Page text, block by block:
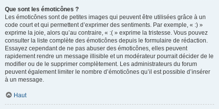
Que sont les émoticônes ?
Les émoticônes sont de petites images qui peuvent être utilisées grâce à un
code court et qui permettent d’exprimer des sentiments. Par exemple, « :) »
exprime la joie, alors qu’au contraire, « :( » exprime la tristesse. Vous pouvez
consulter la liste complète des émoticônes depuis le formulaire de rédaction.
Essayez cependant de ne pas abuser des émoticônes, elles peuvent
rapidement rendre un message illisible et un modérateur pourrait décider de le
modifier ou de le supprimer complètement. Les administrateurs du forum
peuvent également limiter le nombre d’émoticônes qu’il est possible d’insérer
à un message.
Haut